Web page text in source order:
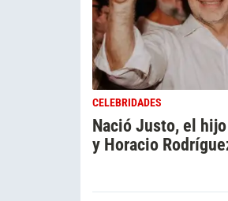
CELEBRIDADES
Nació Justo, el
y Horacio